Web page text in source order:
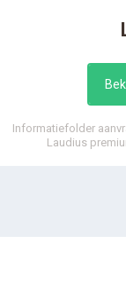
Informatiefolder
Laudius